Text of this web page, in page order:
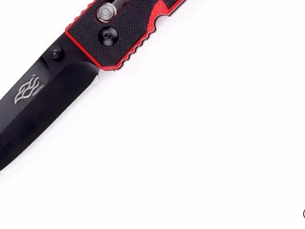
Газовые горелки
Снаряжение